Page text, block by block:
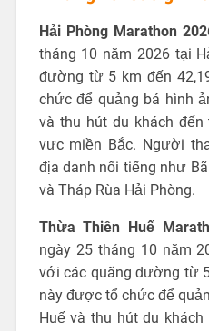
Hải Phòng Marathon
tháng 10 năm 2026 tại
đường từ 5 km đến
chức để quảng bá hình
và thu hút du khách
vực miền Bắc. Người
địa danh nổi tiếng như
và Tháp Rùa Hải Phòng.
Thừa Thiên Huế
ngày 25 tháng 10 năm
với các quãng đường từ
này được tổ chức để
Huế và thu hút du